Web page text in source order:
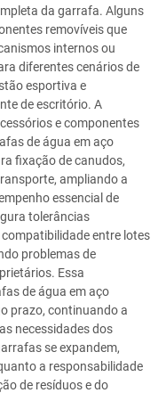
da garrafa. Alguns
removíveis que
internos ou
diferentes cenários de
esportiva e
de escritório. A
e componentes
de água em aço
fixação de canudos,
ampliando a
essencial de
tolerâncias
entre lotes
problemas de
Essa
de água em aço
prazo, continuando a
necessidades dos
se expandem,
a responsabilidade
de resíduos e do